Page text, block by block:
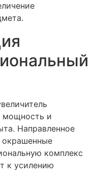
мощность и
Направленное
окрашенные
комплекс
к усилению